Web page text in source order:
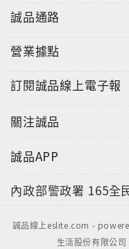
誠品通路
營業據點
訂閱誠品線上電子報
關注誠品
誠品APP
內政部警政署 165全
誠品線上eslite.com -
生活股份有限公